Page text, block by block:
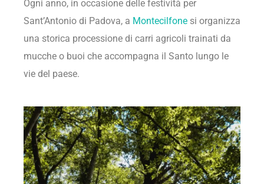
Ogni anno, in occasione delle festività per
Sant’Antonio di Padova, a Montecilfone si organizza
una storica processione di carri agricoli trainati da
mucche o buoi che accompagna il Santo lungo le
vie del paese.